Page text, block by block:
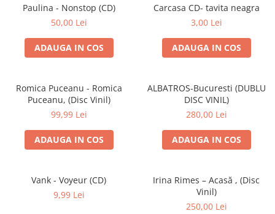
Viniluri Românești
Colecția Electrecord
Paulina - Nonstop (CD)
50,00 Lei
ADAUGA IN COS
Carcasa CD- tavita neagra
3,00 Lei
ADAUGA IN COS
Romica Puceanu - Romica
Puceanu, (Disc Vinil)
99,99 Lei
ADAUGA IN COS
ALBATROS-Bucuresti (DUBLU
DISC VINIL)
280,00 Lei
ADAUGA IN COS
Vank - Voyeur (CD)
9,99 Lei
Irina Rimes – Acasă , (Disc
Vinil)
250,00 Lei